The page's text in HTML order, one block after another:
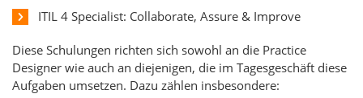
ITIL 4 Specialist: Collaborate, Assure & Improve
Diese Schulungen richten sich sowohl an die Practice
Designer wie auch an diejenigen, die im Tagesgeschäft diese
Aufgaben umsetzen. Dazu zählen insbesondere: